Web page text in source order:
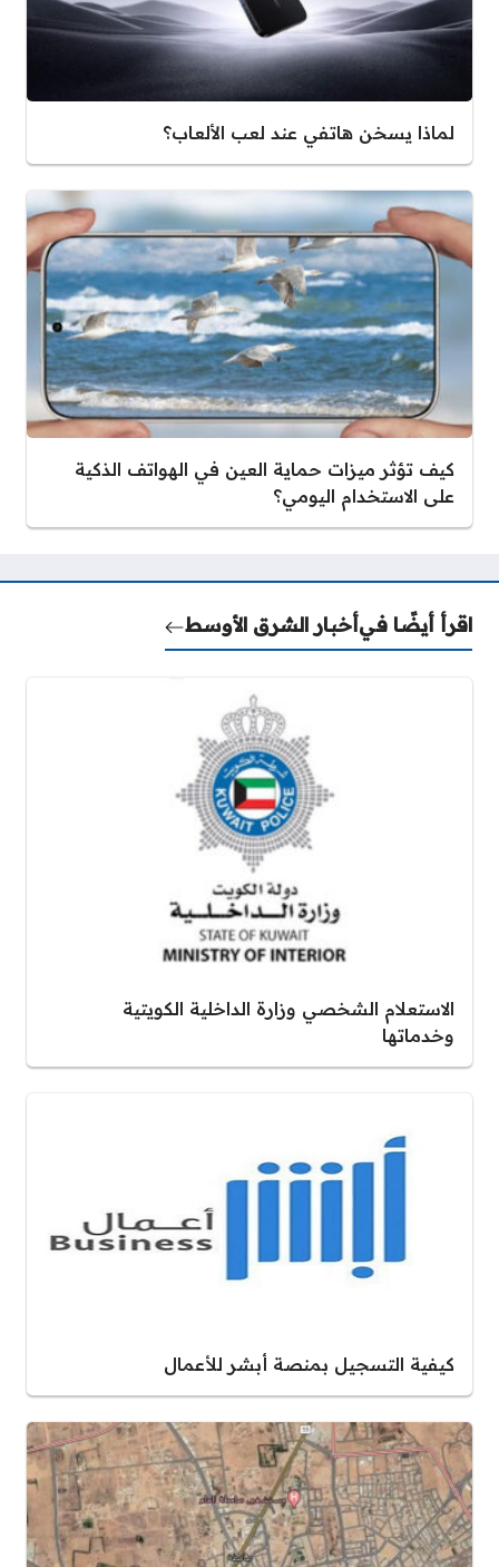
لماذا يسخن هاتفي عند لعب الألعاب؟
كيف تؤثر ميزات حماية العين في الهواتف الذكية
على الاستخدام اليومي؟
اقرأ أيضًا فيأخبار الشرق الأوسط
الاستعلام الشخصي وزارة الداخلية الكويتية
وخدماتها
كيفية التسجيل بمنصة أبشر للأعمال